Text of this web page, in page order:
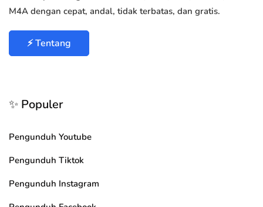
M4A dengan cepat, andal, tidak terbatas, dan gratis.
⚡ Tentang
✨ Populer
Pengunduh Youtube
Pengunduh Tiktok
Pengunduh Instagram